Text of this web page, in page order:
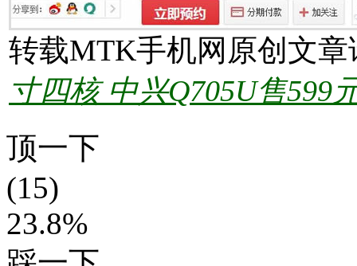
转载MTK手机网原创文
寸四核 中兴Q705U售599
顶一下
(15)
23.8%